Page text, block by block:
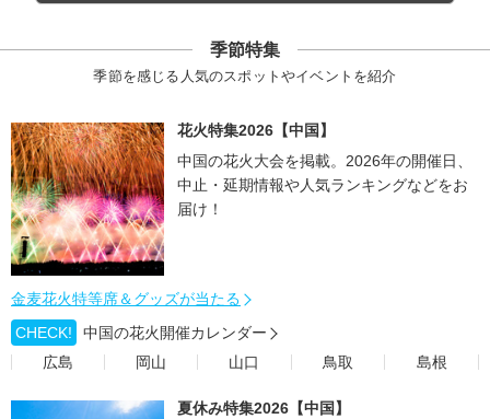
季節特集
季節を感じる人気のスポットやイベントを紹介
花火特集2026【中国】
中国の花火大会を掲載。2026年の開催日、
中止・延期情報や人気ランキングなどをお
届け！
金麦花火特等席＆グッズが当たる
CHECK!
中国の花火開催カレンダー
広島
岡山 山口 鳥取 島根
夏休み特集2026【中国】